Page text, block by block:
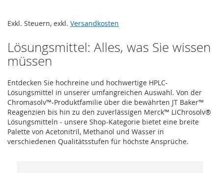
Exkl. Steuern, exkl. Versandkosten
Lösungsmittel: Alles, was Sie wissen
müssen
Entdecken Sie hochreine und hochwertige HPLC-
Lösungsmittel in unserer umfangreichen Auswahl. Von der
Chromasolv™-Produktfamilie über die bewährten JT Baker™
Reagenzien bis hin zu den zuverlässigen Merck™ LiChrosolv®
Lösungsmitteln - unsere Shop-Kategorie bietet eine breite
Palette von Acetonitril, Methanol und Wasser in
verschiedenen Qualitätsstufen für höchste Ansprüche.